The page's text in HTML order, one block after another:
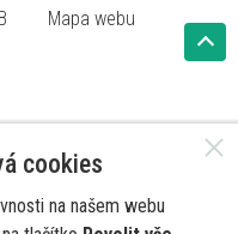
Mapa webu
cookies
na našem webu